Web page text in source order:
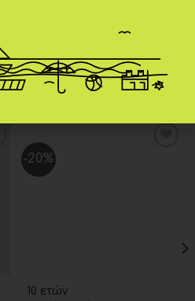
-20%
10 ετών